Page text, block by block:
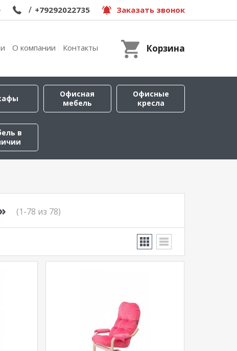
/ +79292022735 Заказать звонок
О компании Контакты Корзина
Офисная
мебель
Офисные
кресла
в
(1-78 из 78)